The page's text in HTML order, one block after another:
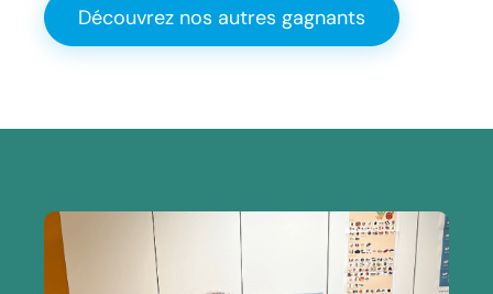
Découvrez nos autres gagnants